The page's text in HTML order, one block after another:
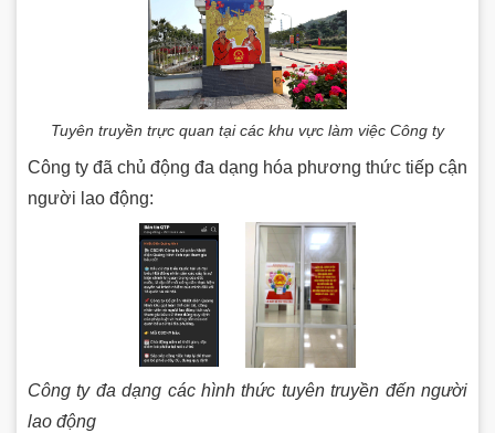
Tuyên truyền trực quan tại các khu vực làm việc Công ty
Công ty đã chủ động đa dạng hóa phương thức tiếp cận
người lao động:
Công ty đa dạng các hình thức tuyên truyền đến người
lao động